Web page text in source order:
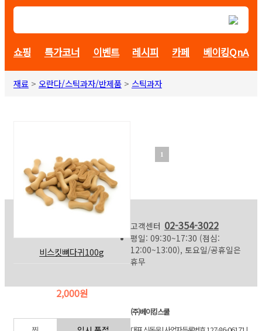
쇼핑 특가코너 이벤트 레시피 카페 베이킹QnA
재료> 오란다/스틱과자/반제품> 스틱과자
비스킷뼈다귀100g
2,000원
1
고객센터 02-354-3022
평일: 09:30~17:30 (점심:
12:00~13:00), 토요일/공휴일은
휴무
(주)베이킹스쿨